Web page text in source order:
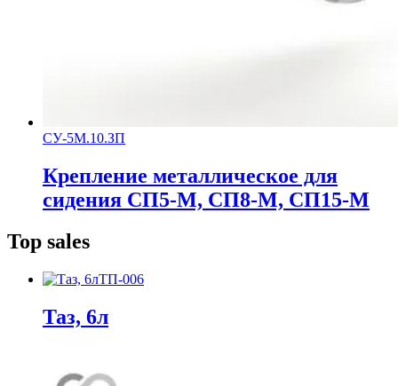
СУ-5М.10.ЗП
Крепление металлическое для
сидения СП5-М, СП8-М, СП15-М
Top sales
ТП-006
Таз, 6л